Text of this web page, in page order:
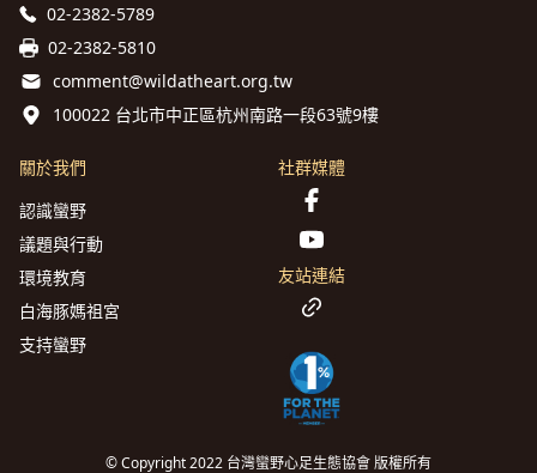
02-2382-5789
02-2382-5810
comment@wildatheart.org.tw
100022 台北市中正區杭州南路一段63號9樓
關於我們
認識蠻野
議題與行動
環境教育
白海豚媽祖宮
支持蠻野
社群媒體
友站連結
© Copyright 2022 台灣蠻野心足生態協會 版權所有